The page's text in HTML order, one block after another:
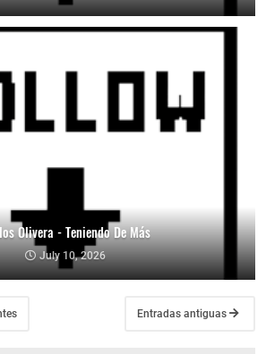
Olivera - Teniendo De Más
July 10, 2026
Entradas antiguas